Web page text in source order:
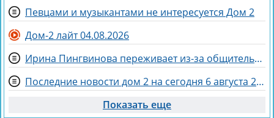
Певцами и музыкантами не интересуется Дом 2
Дом-2 лайт 04.08.2026
Ирина Пингвинова переживает из-за общительности дочки Миланы
Последние новости дом 2 на сегодня 6 августа 2026
Показать еще